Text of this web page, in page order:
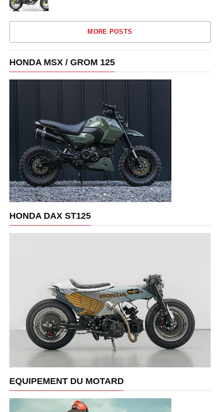
MORE POSTS
HONDA MSX / GROM 125
HONDA DAX ST125
EQUIPEMENT DU MOTARD